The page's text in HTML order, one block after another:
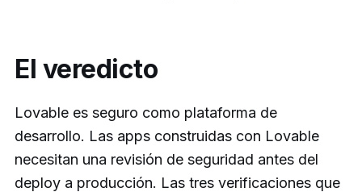
El veredicto
Lovable es seguro como plataforma de
desarrollo. Las apps construidas con Lovable
necesitan una revisión de seguridad antes del
deploy a producción. Las tres verificaciones que